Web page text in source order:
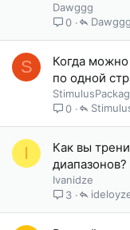
Dawggg
0
Dawggg
S
Когда можно
по одной
0
I
Как вы
диапазонов?
Ivanidze
3